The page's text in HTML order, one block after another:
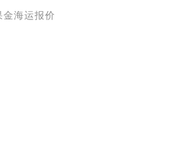
海运报价